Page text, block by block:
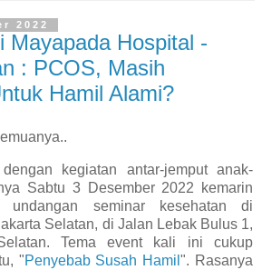
2022
Mayapada Hospital -
: PCOS, Masih
Hamil Alami?
kegiatan antar-jemput anak-
Sabtu 3 Desember 2022 kemarin
undangan seminar kesehatan di
Selatan, di Jalan Lebak Bulus 1,
Tema event kali ini cukup
"Penyebab Susah Hamil". Rasanya